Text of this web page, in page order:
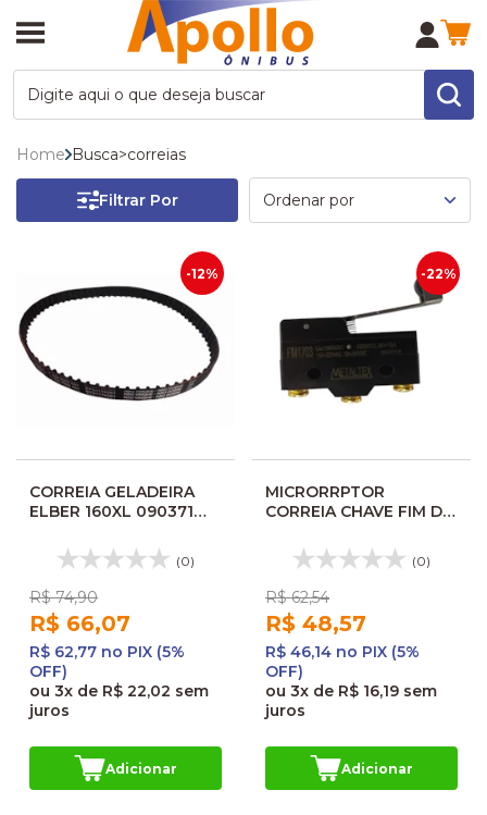
Home Busca>correias
Filtrar Por
-12%
CORREIA GELADEIRA
ELBER 160XL 090371
(0)
R$ 74,90
R$ 66,07
R$ 62,77 no PIX (5%
OFF)
ou 3x de R$ 22,02 sem
juros
Adicionar
-22%
MICRORRPTOR
CORREIA CHAVE FIM DE
(0)
R$ 62,54
R$ 48,57
R$ 46,14 no PIX (5%
OFF)
ou 3x de R$ 16,19 sem
juros
Adicionar